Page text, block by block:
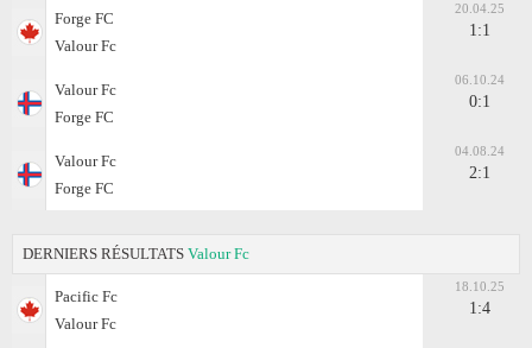
Forge FC
Valour Fc
20.04.25
1:1
Valour Fc
Forge FC
06.10.24
0:1
Valour Fc
Forge FC
04.08.24
2:1
DERNIERS RÉSULTATS Valour Fc
Pacific Fc
Valour Fc
18.10.25
1:4